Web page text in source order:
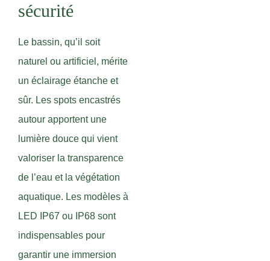
sécurité
Le bassin, qu’il soit
naturel ou artificiel, mérite
un éclairage étanche et
sûr. Les spots encastrés
autour apportent une
lumière douce qui vient
valoriser la transparence
de l’eau et la végétation
aquatique. Les modèles à
LED IP67 ou IP68 sont
indispensables pour
garantir une immersion